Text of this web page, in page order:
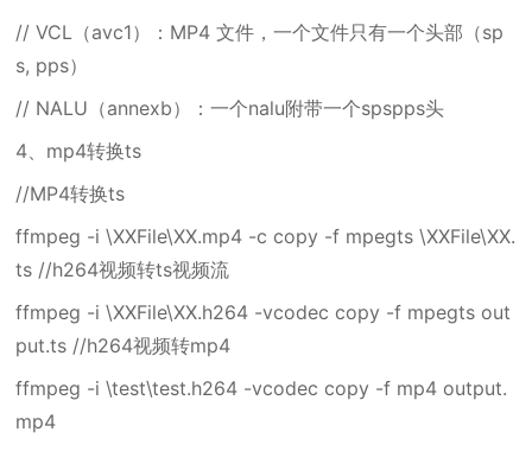
// VCL（avc1）：MP4 文件，一个文件只有一个头部（sp
s, pps）
// NALU（annexb）：一个nalu附带一个spspps头
4、mp4转换ts
//MP4转换ts
ffmpeg -i \XXFile\XX.mp4 -c copy -f mpegts \XXFile\XX.
ts //h264视频转ts视频流
ffmpeg -i \XXFile\XX.h264 -vcodec copy -f mpegts out
put.ts //h264视频转mp4
ffmpeg -i \test\test.h264 -vcodec copy -f mp4 output.
mp4